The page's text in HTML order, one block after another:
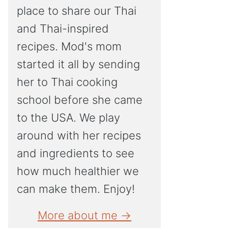
place to share our Thai
and Thai-inspired
recipes. Mod's mom
started it all by sending
her to Thai cooking
school before she came
to the USA. We play
around with her recipes
and ingredients to see
how much healthier we
can make them. Enjoy!
More about me →